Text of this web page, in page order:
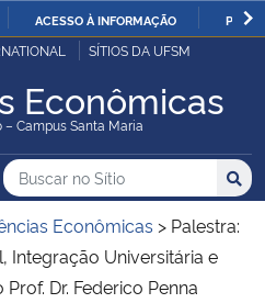
IR
O
ACESSO À INFORMAÇÃO
SÍTIOS DA UFSM
Econômicas
Campus Santa Maria
do Sítio
Busca
Buscar no no Sítio
Busca:
Econômicas > Palestra:
Integração Universitária e
Dr. Federico Penna